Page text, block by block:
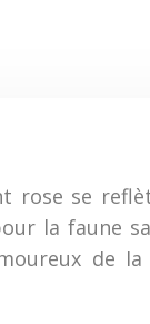
rose se
la faune
de